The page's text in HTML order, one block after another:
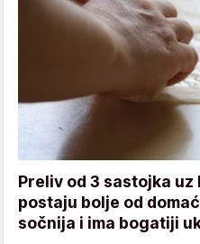
Preliv od 3 sastojka
postaju bolje od
sočnija i ima bogatiji